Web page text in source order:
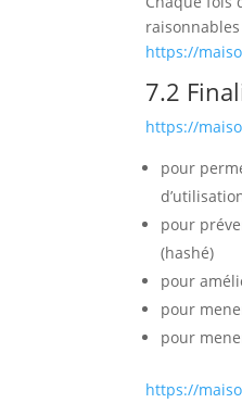
https://
7.2
https://
pour
pour
(hashé)
pour
pour
pour
https://